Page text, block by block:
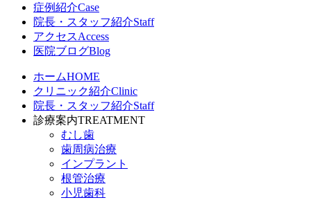
症例紹介Case
院長・スタッフ紹介Staff
アクセスAccess
医院ブログBlog
ホームHOME
クリニック紹介Clinic
院長・スタッフ紹介Staff
診療案内TREATMENT
むし歯
歯周病治療
インプラント
根管治療
小児歯科